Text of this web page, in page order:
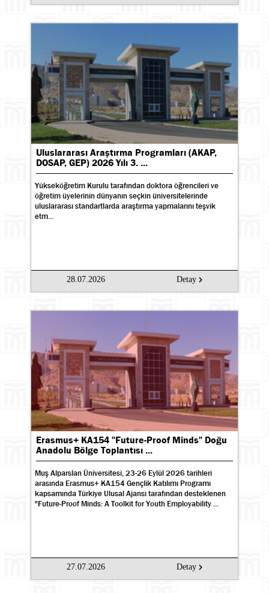
Uluslararası Araştırma Programları (AKAP,
DOSAP, GEP) 2026 Yılı 3. ...
Yükseköğretim Kurulu tarafından doktora öğrencileri ve
öğretim üyelerinin dünyanın seçkin üniversitelerinde
uluslararası standartlarda araştırma yapmalarını teşvik
etm...
28.07.2026 Detay
Erasmus+ KA154 "Future-Proof Minds" Doğu
Anadolu Bölge Toplantısı ...
Muş Alparslan Üniversitesi, 23-26 Eylül 2026 tarihleri
arasında Erasmus+ KA154 Gençlik Katılımı Programı
kapsamında Türkiye Ulusal Ajansı tarafından desteklenen
"Future-Proof Minds: A Toolkit for Youth Employability ...
27.07.2026 Detay